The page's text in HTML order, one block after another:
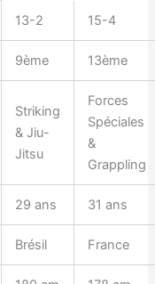
13-2 15-4
9ème 13ème
Striking
& Jiu-
Jitsu
Forces
Spéciales
&
Grappling
29 ans 31 ans
Brésil France